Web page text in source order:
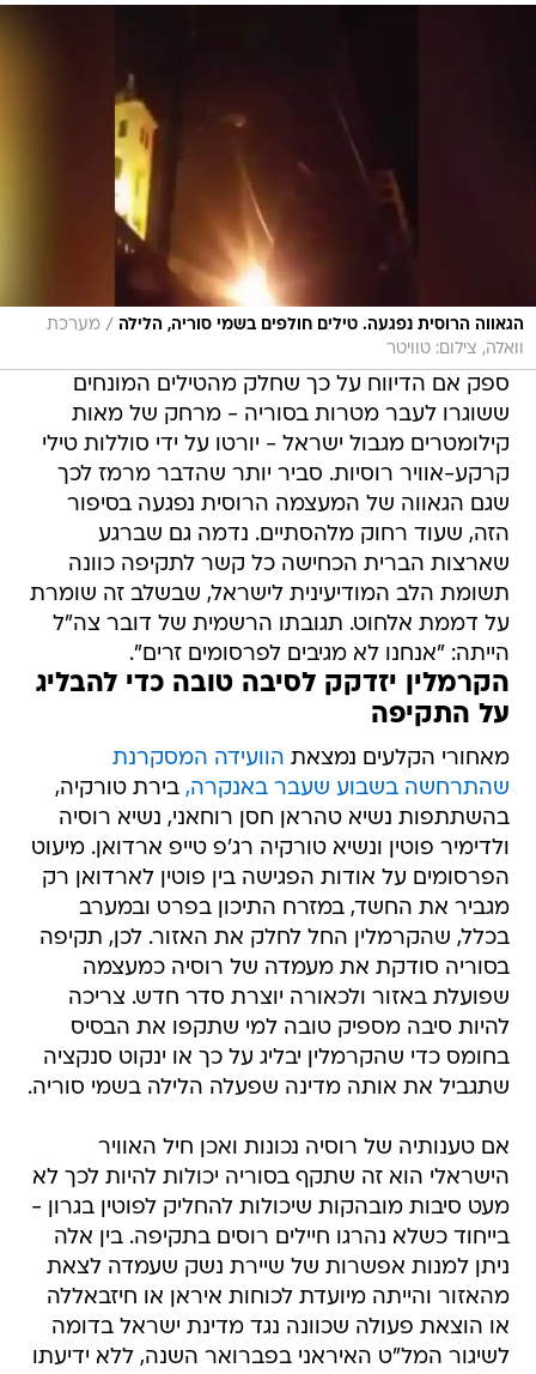
הגאווה הרוסית נפגעה. טילים חולפים בשמי סוריה, הלילה / מערכת
וואלה, צילום: טוויטר
ספק אם הדיווח על כך שחלק מהטילים המונחים
ששוגרו לעבר מטרות בסוריה - מרחק של מאות
קילומטרים מגבול ישראל - יורטו על ידי סוללות טילי
קרקע-אוויר רוסיות. סביר יותר שהדבר מרמז לכך
שגם הגאווה של המעצמה הרוסית נפגעה בסיפור
הזה, שעוד רחוק מלהסתיים. נדמה גם שברגע
שארצות הברית הכחישה כל קשר לתקיפה כוונה
תשומת הלב המודיעינית לישראל, שבשלב זה שומרת
על דממת אלחוט. תגובתו הרשמית של דובר צה"ל
הייתה: "אנחנו לא מגיבים לפרסומים זרים".
הקרמלין יזדקק לסיבה טובה כדי להבליג
על התקיפה
מאחורי הקלעים נמצאת הוועידה המסקרנת
שהתרחשה בשבוע שעבר באנקרה, בירת טורקיה,
בהשתתפות נשיא טהראן חסן רוחאני, נשיא רוסיה
ולדימיר פוטין ונשיא טורקיה רג'פ טייפ ארדואן. מיעוט
הפרסומים על אודות הפגישה בין פוטין לארדואן רק
מגביר את החשד, במזרח התיכון בפרט ובמערב
בכלל, שהקרמלין החל לחלק את האזור. לכן, תקיפה
בסוריה סודקת את מעמדה של רוסיה כמעצמה
שפועלת באזור ולכאורה יוצרת סדר חדש. צריכה
להיות סיבה מספיק טובה למי שתקפו את הבסיס
בחומס כדי שהקרמלין יבליג על כך או ינקוט סנקציה
שתגביל את אותה מדינה שפעלה הלילה בשמי סוריה.
אם טענותיה של רוסיה נכונות ואכן חיל האוויר
הישראלי הוא זה שתקף בסוריה יכולות להיות לכך לא
מעט סיבות מובהקות שיכולות להחליק לפוטין בגרון -
בייחוד כשלא נהרגו חיילים רוסים בתקיפה. בין אלה
ניתן למנות אפשרות של שיירת נשק שעמדה לצאת
מהאזור והייתה מיועדת לכוחות איראן או חיזבאללה
או הוצאת פעולה שכוונה נגד מדינת ישראל בדומה
לשיגור המל"ט האיראני בפברואר השנה, ללא ידיעתו